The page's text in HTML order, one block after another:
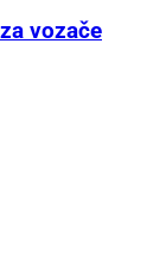
vozače